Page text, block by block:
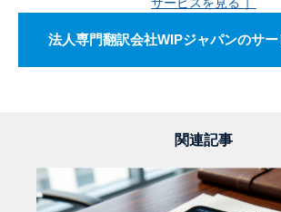
サービスを見る ］
法人専門翻訳会社WIPジャパンのサ
関連記事